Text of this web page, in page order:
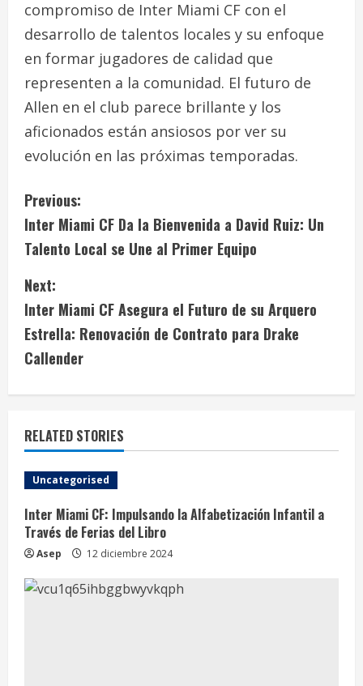
compromiso de Inter Miami CF con el
desarrollo de talentos locales y su enfoque
en formar jugadores de calidad que
representen a la comunidad. El futuro de
Allen en el club parece brillante y los
aficionados están ansiosos por ver su
evolución en las próximas temporadas.
C
o
n
t
i
n
u
e
R
e
a
d
Previous:
Inter Miami CF Da la Bienvenida a David Ruiz: Un
Talento Local se Une al Primer Equipo
Next:
Inter Miami CF Asegura el Futuro de su Arquero
Estrella: Renovación de Contrato para Drake
Callender
RELATED STORIES
Uncategorised
Inter Miami CF: Impulsando la Alfabetización Infantil a
Través de Ferias del Libro
Asep 12 diciembre 2024